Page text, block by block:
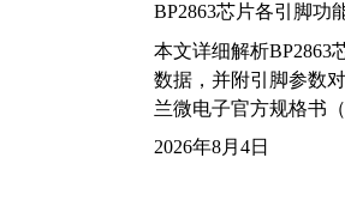
BP2863芯片各引脚功
本文详细解析BP2863
数据，并附引脚参数
兰微电子官方规格书
2026年8月4日